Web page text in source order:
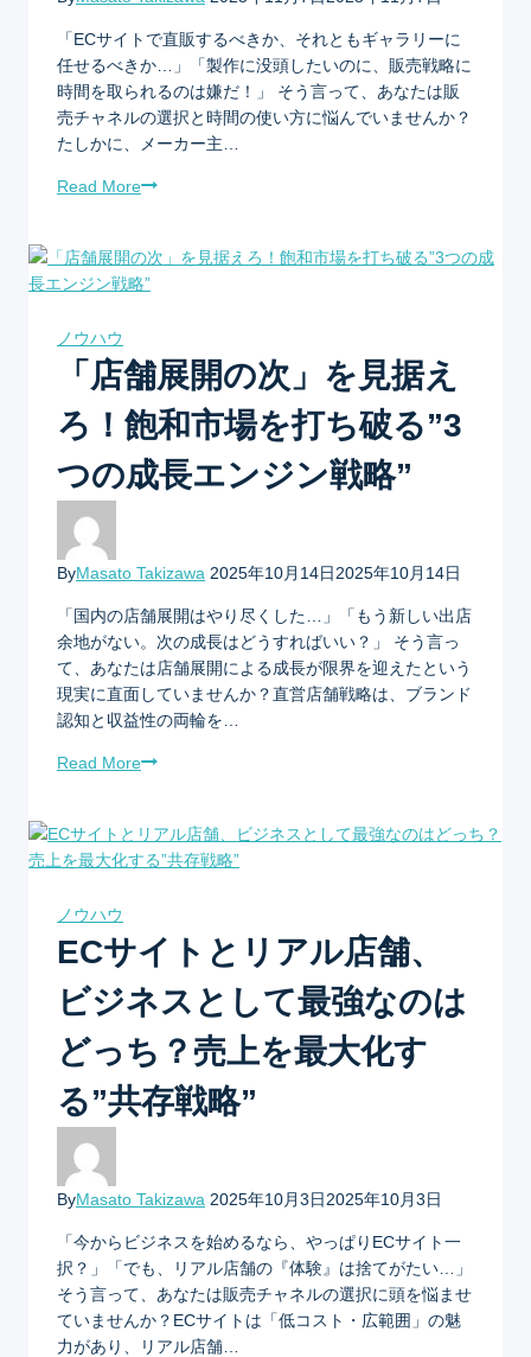
「ECサイトで直販するべきか、それともギャラリーに
任せるべきか…」「製作に没頭したいのに、販売戦略に
時間を取られるのは嫌だ！」 そう言って、あなたは販
売チャネルの選択と時間の使い方に悩んでいませんか？
たしかに、メーカー主…
Read More
ノウハウ
「店舗展開の次」を見据え
ろ！飽和市場を打ち破る”3
つの成長エンジン戦略”
ByMasato Takizawa 2025年10月14日2025年10月14日
「国内の店舗展開はやり尽くした…」「もう新しい出店
余地がない。次の成長はどうすればいい？」 そう言っ
て、あなたは店舗展開による成長が限界を迎えたという
現実に直面していませんか？直営店舗戦略は、ブランド
認知と収益性の両輪を…
Read More
ノウハウ
ECサイトとリアル店舗、
ビジネスとして最強なのは
どっち？売上を最大化す
る”共存戦略”
ByMasato Takizawa 2025年10月3日2025年10月3日
「今からビジネスを始めるなら、やっぱりECサイト一
択？」「でも、リアル店舗の『体験』は捨てがたい…」
そう言って、あなたは販売チャネルの選択に頭を悩ませ
ていませんか？ECサイトは「低コスト・広範囲」の魅
力があり、リアル店舗…